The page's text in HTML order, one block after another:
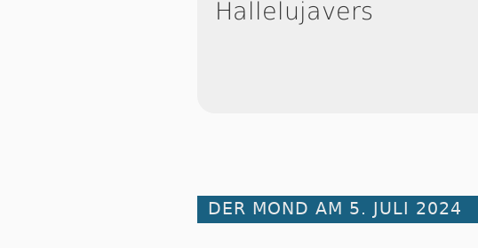
Hallelujavers
DER MOND AM 5. JULI 2024